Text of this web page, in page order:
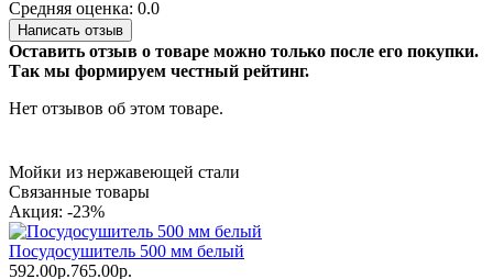
Средняя оценка: 0.0
Написать отзыв
Оставить отзыв о товаре можно только после его покупки.
Так мы формируем честный рейтинг.
Нет отзывов об этом товаре.
Мойки из нержавеющей стали
Связанные товары
Акция: -23%
Посудосушитель 500 мм белый
592.00р.765.00р.